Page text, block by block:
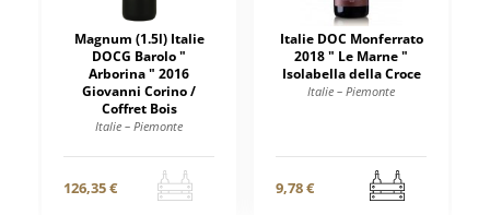
Magnum (1.5l) Italie
DOCG Barolo "
Arborina " 2016
Giovanni Corino /
Coffret Bois
Italie – Piemonte
126,35 €
Italie DOC Monferrato
2018 " Le Marne "
Isolabella della Croce
Italie – Piemonte
9,78 €